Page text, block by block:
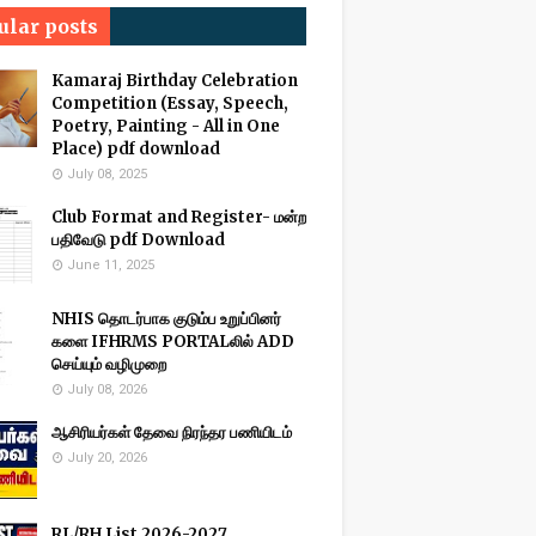
posts
Kamaraj Birthday Celebration
Competition (Essay, Speech,
Poetry, Painting - All in One
Place) pdf download
July 08, 2025
Club Format and Register- மன்ற
பதிவேடு pdf Download
June 11, 2025
NHIS தொடர்பாக குடும்ப உறுப்பினர்
களை IFHRMS PORTALலில் ADD
செய்யும் வழிமுறை
July 08, 2026
ஆசிரியர்கள் தேவை நிரந்தர பணியிடம்
July 20, 2026